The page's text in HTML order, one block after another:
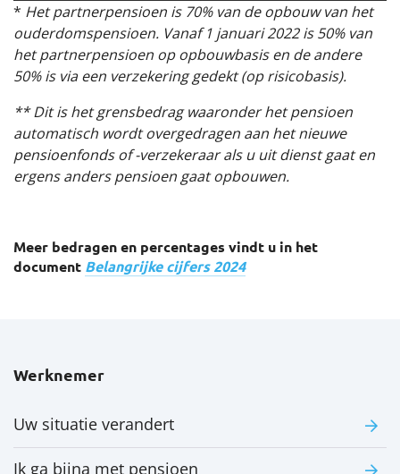
* Het partnerpensioen is 70% van de opbouw van het
ouderdomspensioen. Vanaf 1 januari 2022 is 50% van
het partnerpensioen op opbouwbasis en de andere
50% is via een verzekering gedekt (op risicobasis).
** Dit is het grensbedrag waaronder het pensioen
automatisch wordt overgedragen aan het nieuwe
pensioenfonds of -verzekeraar als u uit dienst gaat en
ergens anders pensioen gaat opbouwen.
Meer bedragen en percentages vindt u in het
document Belangrijke cijfers 2024
Werknemer
Uw situatie verandert
Ik ga bijna met pensioen